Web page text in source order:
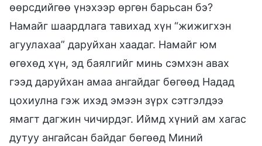
өөрсдийгөө үнэхээр өргөн барьсан бэ?
Намайг шаардлага тавихад хүн “жижигхэн
агуулахаа” даруйхан хаадаг. Намайг юм
өгөхөд хүн, эд баялгийг минь сэмхэн авах
гээд даруйхан амаа ангайдаг бөгөөд Надад
цохиулна гэж ихэд эмээн зүрх сэтгэлдээ
ямагт дагжин чичирдэг. Иймд хүний ам хагас
дутуу ангайсан байдаг бөгөөд Миний